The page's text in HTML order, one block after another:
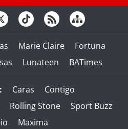
Marie Claire
Fortuna
Lunateen BATimes
Caras
Contigo
Rolling Stone
Sport Buzz
Maxima